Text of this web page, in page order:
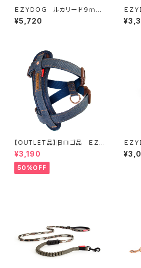
ＥＺＹＤＯＧ ルカリード９ｍｍ
（全4色）
¥5,720
ＥＺ
ステ
【OUTLET品】旧ロゴ品 ＥＺＹ
ＤＯＧ ハーネスＭ デニム
¥3,190
50%OFF
ＥＺ
ー S